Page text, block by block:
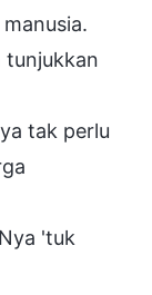
tunjukkan
tak perlu
'tuk